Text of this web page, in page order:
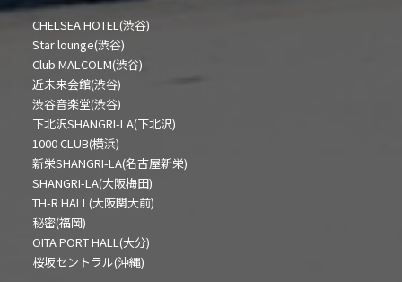
CHELSEA HOTEL(渋谷)
Star lounge(渋谷)
Club MALCOLM(渋谷)
近未来会館(渋谷)
渋谷音楽堂(渋谷)
下北沢SHANGRI-LA(下北沢)
1000 CLUB(横浜)
新栄SHANGRI-LA(名古屋新栄)
SHANGRI-LA(大阪梅田)
TH-R HALL(大阪関大前)
秘密(福岡)
OITA PORT HALL(大分)
桜坂セントラル(沖縄)